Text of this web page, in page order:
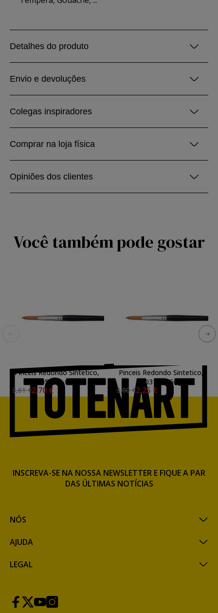
Detalhes do produto
Envio e devoluções
Colegas inspiradores
Comprar na loja física
Opiniões dos clientes
Você também pode gostar
Pinceis Redondo Sintetico,
N. 05 Van Gogh
3,61 €2,70 €
Pinceis Redondo Sintetico,
N. 03 Van Gogh
3,00 €2,25 €
NÓS
AJUDA
LEGAL
INSCREVA-SE NA NOSSA NEWSLETTER E FIQUE A PAR
DAS ÚLTIMAS NOTÍCIAS